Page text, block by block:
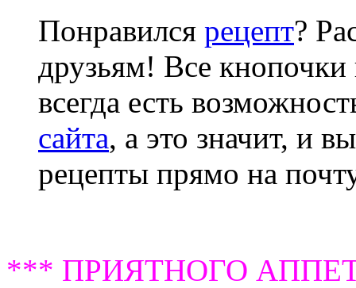
Понравился рецепт?
друзьям! Все кнопочки
всегда есть
сайта, а это значит, и
рецепты прямо на
*** ПРИЯТНОГО